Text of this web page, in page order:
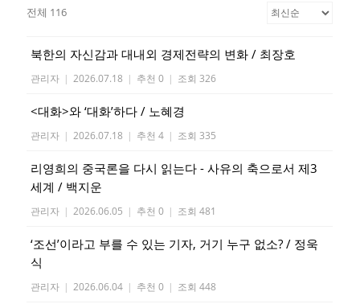
전체 116
북한의 자신감과 대내외 경제전략의 변화 / 최장호
관리자 | 2026.07.18 | 추천 0 | 조회 326
<대화>와 ‘대화’하다 / 노혜경
관리자 | 2026.07.18 | 추천 4 | 조회 335
리영희의 중국론을 다시 읽는다 - 사유의 축으로서 제3
세계 / 백지운
관리자 | 2026.06.05 | 추천 0 | 조회 481
‘조선’이라고 부를 수 있는 기자, 거기 누구 없소? / 정욱
식
관리자 | 2026.06.04 | 추천 0 | 조회 448